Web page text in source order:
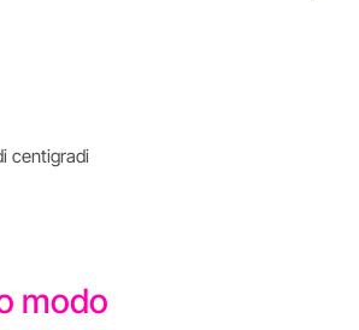
centigradi
modo